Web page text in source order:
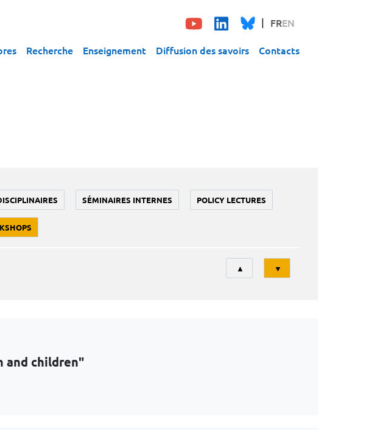
FREN
Recherche Enseignement Diffusion des savoirs Contacts
SÉMINAIRES INTERNES POLICY LECTURES
Tri
▲ ▼
and children"